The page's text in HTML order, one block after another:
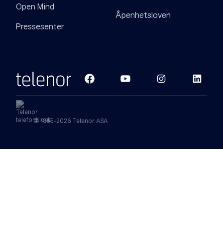
Open Mind
Pressesenter
Åpenhetsloven
© 1855-2026 Telenor ASA